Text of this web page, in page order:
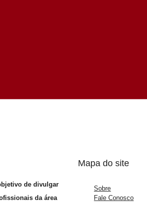
de divulgar
da área
Mapa do site
Sobre
Fale Conosco